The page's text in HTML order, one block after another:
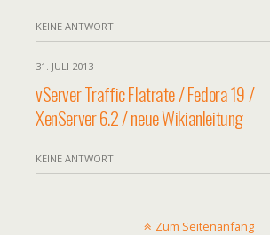
KEINE ANTWORT
31. JULI 2013
vServer Traffic Flatrate / Fedora 19 /
XenServer 6.2 / neue Wikianleitung
KEINE ANTWORT
Zum Seitenanfang